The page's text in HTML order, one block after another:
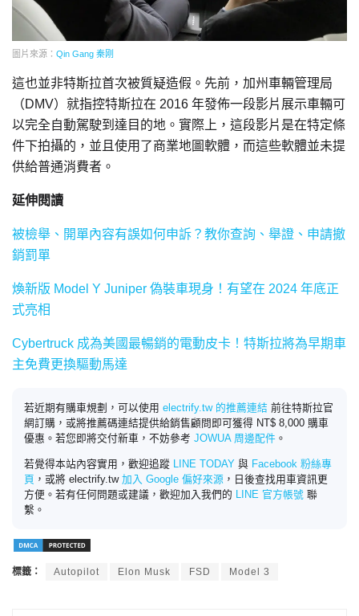
圖片來源： Qin Gang 秦刚
這也並非特斯拉首次被質疑造假。先前，加州車輛管理局
（DMV）就指控特斯拉在 2016 年發佈一段影片展示車輛可
以完全自動駕駛到達目的地。實際上，這段影片是在特定條
件下拍攝的，並且使用了商業地圖軟體，而這些軟體並未提
供給普通消費者。
延伸閱讀
被檢舉、開單內容有誤如何申訴？教你查詢、舉證、申請撤
銷罰單
煥新版 Model Y Juniper 偽裝車現身！有望在 2024 年底正
式亮相
Cybertruck 成為美國最暢銷的電動皮卡！特斯拉將為早期車
主免費更換驅動馬達
若近期有購車規劃，可以使用 electrify.tw 的推薦連結 前往特斯拉官
網訂購，或將推薦碼連結提供給銷售顧問即可獲得 NT$ 8,000 購車
優惠。若您即將交付新車，不妨參考 JOWUA 周邊配件 。
若覺得本站內容實用，歡迎追蹤 LINE TODAY 與 Facebook 粉絲專
頁 ，或將 electrify.tw 加入 Google 偏好來源 ，日後查找用車資訊更
方便。若有任何問題或建議，歡迎加入我們的 LINE 官方帳號 聯
繫。
標籤： Autopilot Elon Musk FSD Model 3